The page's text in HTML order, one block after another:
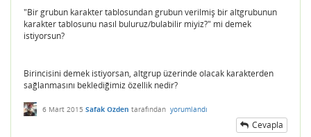
"Bir grubun karakter tablosundan grubun verilmiş bir altgrubunun
karakter tablosunu nasıl buluruz/bulabilir miyiz?" mi demek
istiyorsun?
Birincisini demek istiyorsan, altgrup üzerinde olacak karakterden
sağlanmasını beklediğimiz özellik nedir?
6 Mart 2015 Safak Ozden tarafından yorumlandı
Cevapla